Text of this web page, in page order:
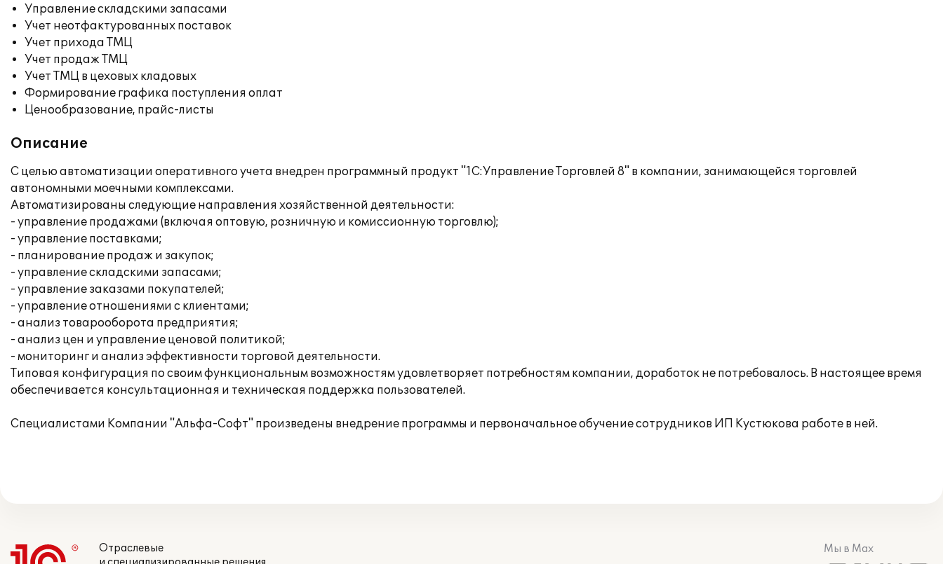
Управление складскими запасами
Учет неотфактурованных поставок
Учет прихода ТМЦ
Учет продаж ТМЦ
Учет ТМЦ в цеховых кладовых
Формирование графика поступления оплат
Ценообразование, прайс-листы
Описание
С целью автоматизации оперативного учета внедрен программный продукт "1С:Управление Торговлей 8" в компании, занимающейся торговлей
автономными моечными комплексами.
Автоматизированы следующие направления хозяйственной деятельности:
- управление продажами (включая оптовую, розничную и комиссионную торговлю);
- управление поставками;
- планирование продаж и закупок;
- управление складскими запасами;
- управление заказами покупателей;
- управление отношениями с клиентами;
- анализ товарооборота предприятия;
- анализ цен и управление ценовой политикой;
- мониторинг и анализ эффективности торговой деятельности.
Типовая конфигурация по своим функциональным возможностям удовлетворяет потребностям компании, доработок не потребовалось. В настоящее время
обеспечивается консультационная и техническая поддержка пользователей.
Специалистами Компании "Альфа-Софт" произведены внедрение программы и первоначальное обучение сотрудников ИП Кустюкова работе в ней.
Отраслевые
Мы в Max